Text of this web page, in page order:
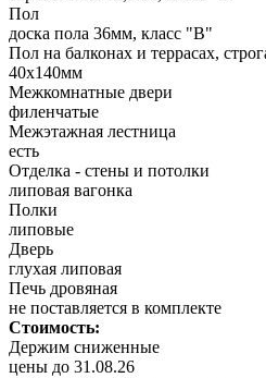
Пол
доска пола 36мм, класс "B"
Пол на балконах и террасах,
40х140мм
Межкомнатные двери
филенчатые
Межэтажная лестница
есть
Отделка - стены и потолки
липовая вагонка
Полки
липовые
Дверь
глухая липовая
Печь дровяная
не поставляется в комплекте
Стоимость:
Держим сниженные
цены до 31.08.26